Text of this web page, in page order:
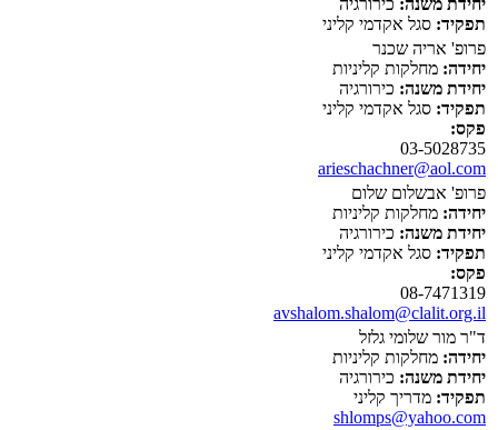
תפקיד: סגל אקדמי קליני
פרופ' אריה שכנר
יחידה: מחלקות קליניות
יחידת משנה: כירורגיה
תפקיד: סגל אקדמי קליני
פקס:
03-5028735
arieschachner@aol.com
פרופ' אבשלום שלום
יחידה: מחלקות קליניות
יחידת משנה: כירורגיה
תפקיד: סגל אקדמי קליני
פקס:
08-7471319
avshalom.shalom@clalit.org.il
ד"ר מור שלומי גלזל
יחידה: מחלקות קליניות
יחידת משנה: כירורגיה
תפקיד: מדריך קליני
shlomps@yahoo.com